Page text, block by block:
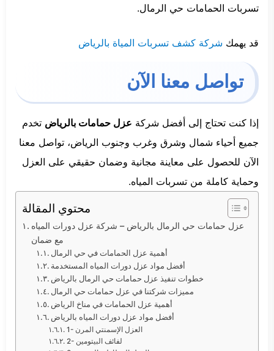
تسربات الحمامات حي الرمال.
قد يهمك شركة كشف تسربات المياة بالرياض
تواصل معنا الآن
إذا كنت تحتاج إلى أفضل شركة عزل حمامات بالرياض تخدم
جميع أحياء شمال وشرق وغرب وجنوب الرياض، تواصل معنا
الآن للحصول على معاينة مجانية وضمان حقيقي على العزل
وحماية كاملة من تسربات المياه.
محتوي المقالة
عزل حمامات حي الرمال بالرياض – شركة عزل دورات المياه
مع ضمان
أهمية عزل الحمامات في حي الرمال
أفضل مواد عزل دورات المياه المستخدمة
خطوات تنفيذ عزل حمامات حي الرمال بالرياض
مميزات شركتنا في عزل حمامات حي الرمال
أهمية عزل الحمامات في مناخ الرياض
أفضل مواد عزل دورات المياه بالرياض
1- العزل الإسمنتي المرن
2- لفائف البيتومين